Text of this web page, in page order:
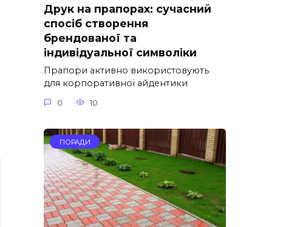
Друк на прапорах: сучасний
спосіб створення
брендованої та
індивідуальної символіки
Прапори активно використовують
для корпоративної айдентики
0 10
ПОРАДИ